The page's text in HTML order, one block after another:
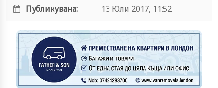
Публикувана:
13 Юли 2017, 11:52